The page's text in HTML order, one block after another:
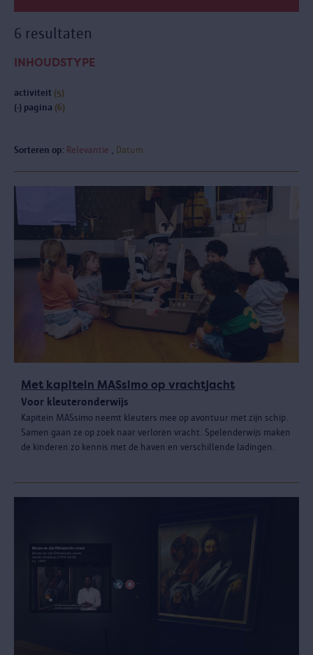
6 resultaten
INHOUDSTYPE
activiteit (5)
(-) pagina (6)
Sorteren op: Relevantie Datum
Met kapitein MASsimo op vrachtjacht
Voor kleuteronderwijs
Kapitein MASsimo neemt kleuters mee op avontuur met zijn schip.
Samen gaan ze op zoek naar verloren vracht. Spelenderwijs maken
de kinderen zo kennis met de haven en verschillende ladingen.